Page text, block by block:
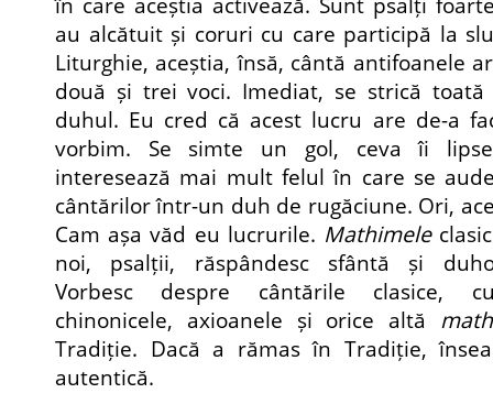
au alcătuit și coruri cu care participă la
Liturghie, aceștia, însă, cântă antifoanele
două și trei voci. Imediat, se strică
duhul. Eu cred că acest lucru are de-a
vorbim. Se simte un gol, ceva îi
interesează mai mult felul în care se
cântărilor într-un duh de rugăciune. Ori,
Cam așa văd eu lucrurile. Mathimele
noi, psalții, răspândesc sfântă și
Vorbesc despre cântările clasice,
chinonicele, axioanele și orice altă
Tradiție. Dacă a rămas în Tradiție,
autentică.